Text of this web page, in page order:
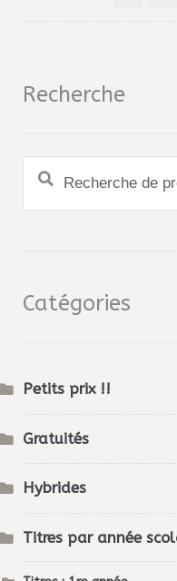
Recherche
Recherche
pour :
Catégories
Petits prix !!
Gratuités
Hybrides
Titres par année